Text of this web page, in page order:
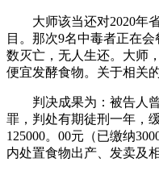
大师该当还对2020年省
目。那次9名中毒者正在
数灭亡，无人生还。大师
便宜发酵食物。关于相关
判决成果为：被告人曾
罪，判处有期徒刑一年，
125000。00元（已缴纳
内处置食物出产、发卖及